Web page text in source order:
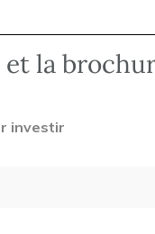
la
investir